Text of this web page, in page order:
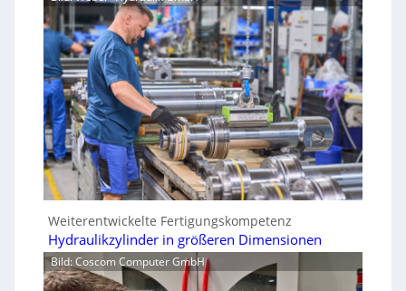
Weiterentwickelte Fertigungskompetenz
Hydraulikzylinder in größeren Dimensionen
Bild: Coscom Computer GmbH